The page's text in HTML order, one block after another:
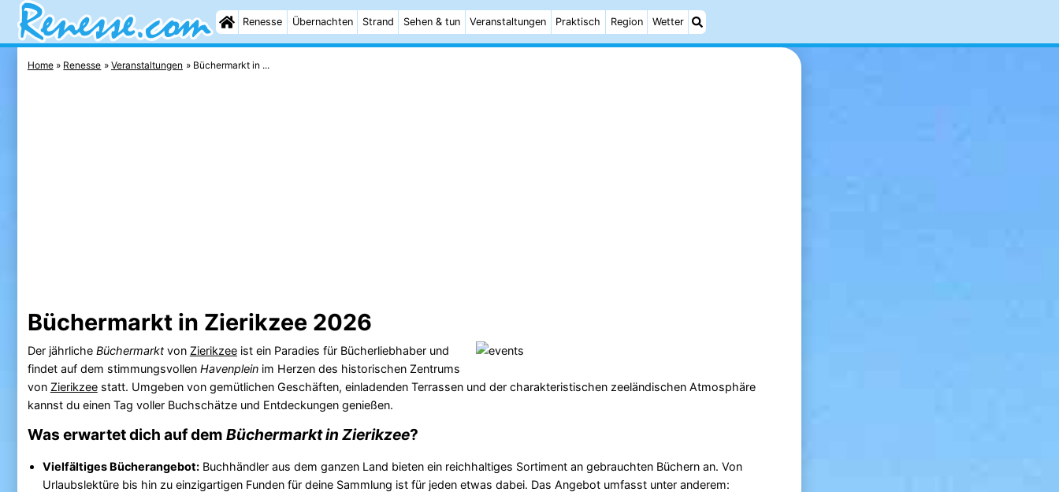
Renesse Übernachten Strand Sehen & tun Veranstaltungen Praktisch Region Wetter
Home Renesse Veranstaltungen Büchermarkt in ...
Büchermarkt in Zierikzee 2026
Der jährliche Büchermarktvon Zierikzeeist ein Paradies für Bücherliebhaber und
findet auf dem stimmungsvollen Havenpleinim Herzen des historischen Zentrums
von Zierikzeestatt. Umgeben von gemütlichen Geschäften, einladenden Terrassen und der charakteristischen zeeländischen Atmosphäre
kannst du einen Tag voller Buchschätze und Entdeckungen genießen.
Was erwartet dich auf dem Büchermarkt in Zierikzee?
Vielfältiges Bücherangebot:Buchhändler aus dem ganzen Land bieten ein reichhaltiges Sortiment an gebrauchten Büchern an. Von
Urlaubslektüre bis hin zu einzigartigen Funden für deine Sammlung ist für jeden etwas dabei. Das Angebot umfasst unter anderem: